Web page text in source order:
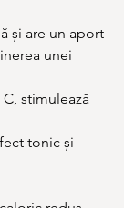
și are un aport
unei
stimulează
tonic și